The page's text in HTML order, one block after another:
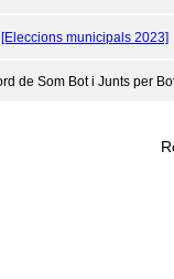
[Eleccions municipals 2023]
de Som Bot i Junts per